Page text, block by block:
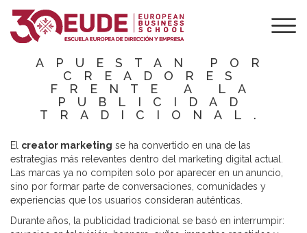
CREATOR
MARKETING: POR
APUESTAN POR
CREADORES
FRENTE A LA
PUBLICIDAD
TRADICIONAL.
El creator marketing se ha convertido en una de las
estrategias más relevantes dentro del marketing digital actual.
Las marcas ya no compiten solo por aparecer en un anuncio,
sino por formar parte de conversaciones, comunidades y
experiencias que los usuarios consideran auténticas.
Durante años, la publicidad tradicional se basó en interrumpir: